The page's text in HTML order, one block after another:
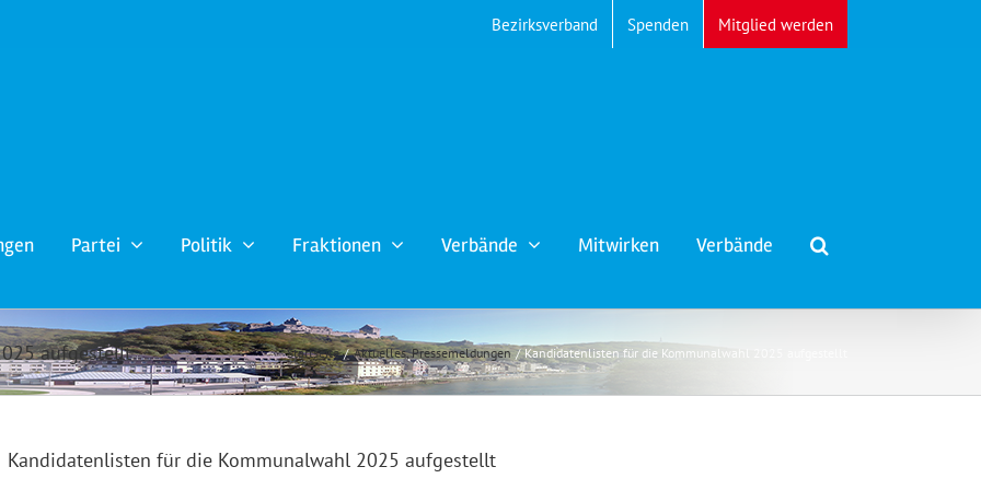
Bezirksverband Spenden Mitglied werden
Partei Politik Fraktionen Verbände Mitwirken Verbände
aufgestellt Startseite Aktuelles Pressemeldungen Kandidatenlisten für die Kommunalwahl 2025 aufgestellt
Kandidatenlisten für die Kommunalwahl 2025 aufgestellt